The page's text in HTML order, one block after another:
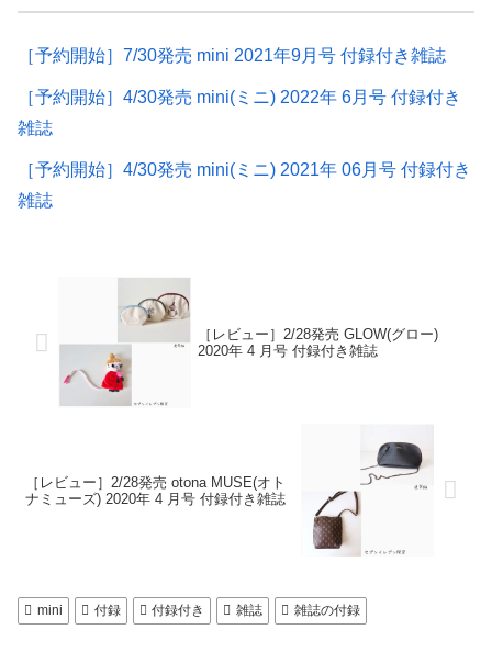
［予約開始］7/30発売 mini 2021年9月号 付録付き雑誌
［予約開始］4/30発売 mini(ミニ) 2022年 6月号 付録付き
雑誌
［予約開始］4/30発売 mini(ミニ) 2021年 06月号 付録付き
雑誌
［レビュー］2/28発売 GLOW(グロー)
2020年 4 月号 付録付き雑誌
［レビュー］2/28発売 otona MUSE(オト
ナミューズ) 2020年 4 月号 付録付き雑誌
mini 付録 付録付き 雑誌 雑誌の付録